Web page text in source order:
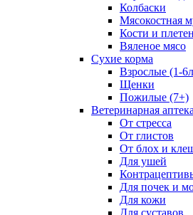
Колбаски
Мясокостная
Кости и
Вяленое мясо
Сухие корма
Взрослые (1-
Щенки
Пожилые (7+)
Ветеринарная аптека
От стресса
От глистов
От блох и
Для ушей
Для почек и
Для кожи
Для суставов